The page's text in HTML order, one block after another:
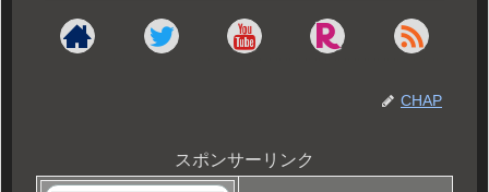
CHAP
スポンサーリンク